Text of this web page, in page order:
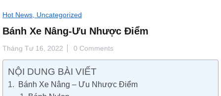
Hot News, Uncategorized
Bánh Xe Nâng-Ưu Nhược Điểm
Tháng Tư 16, 2022 0 Comments
NỘI DUNG BÀI VIẾT
Bánh Xe Nâng – Ưu Nhược Điểm